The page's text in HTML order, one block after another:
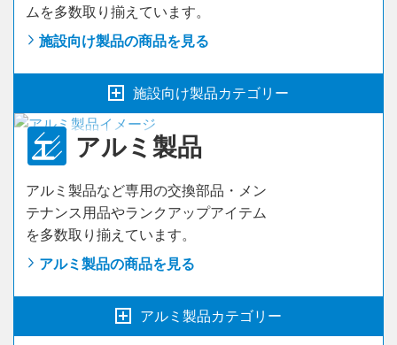
ムを多数取り揃えています。
施設向け製品の商品を見る
施設向け製品カテゴリー
開き戸（おもいやり・キッズ）
収納開き戸（おもいやり・キッズ）
吊戸ラクラクローズ機能付
2連・3連吊戸ラクラクローズ機能付
（おもいやり）
アルミ製品
アルミ製品など専用の交換部品・メン
テナンス用品やランクアップアイテム
を多数取り揃えています。
アルミ製品の商品を見る
アルミ製品カテゴリー